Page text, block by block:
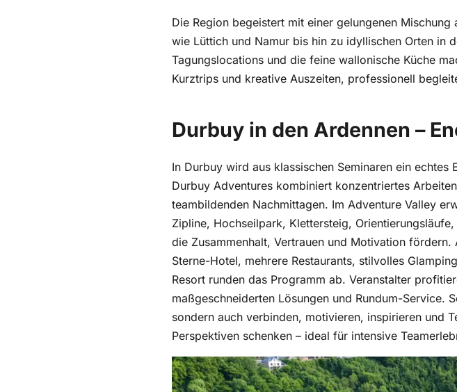
Die Region begeistert mit einer gelungenen
wie Lüttich und Namur bis hin zu idyllischen Orten in
Tagungslocations und die feine wallonische Küche
Kurztrips und kreative Auszeiten, professionell
Durbuy in den Ardennen –
In Durbuy wird aus klassischen Seminaren ein
Durbuy Adventures kombiniert konzentriertes
teambildenden Nachmittagen. Im Adventure Valley
Zipline, Hochseilpark, Klettersteig,
die Zusammenhalt, Vertrauen und Motivation
Sterne-Hotel, mehrere Restaurants, stilvolles
Resort runden das Programm ab. Veranstalter
maßgeschneiderten Lösungen und Rundum-Service.
sondern auch verbinden, motivieren, inspirieren und
Perspektiven schenken – ideal für intensive